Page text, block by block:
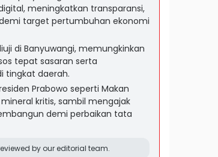
meningkatkan transparansi,
target pertumbuhan ekonomi
di Banyuwangi, memungkinkan
tepat sasaran serta
tingkat daerah.
Prabowo seperti Makan
kritis, sambil mengajak
demi perbaikan tata
by our editorial team.